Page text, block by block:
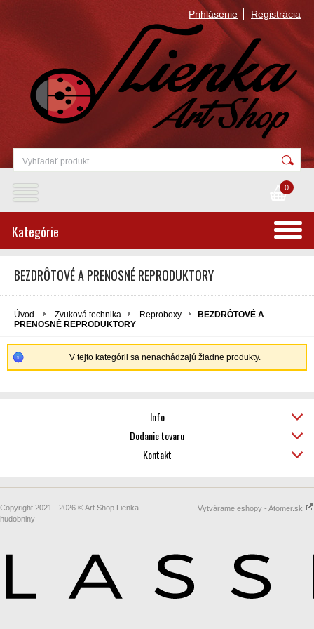
Prihlásenie Registrácia
0
Kategórie
BEZDRÔTOVÉ A PRENOSNÉ REPRODUKTORY
Úvod Zvuková technika Reproboxy
BEZDRÔTOVÉ A
PRENOSNÉ REPRODUKTORY
V tejto kategórii sa nenachádzajú žiadne produkty.
Info
Dodanie tovaru
Kontakt
Copyright 2021 - 2026 © Art Shop Lienka
hudobniny
Vytvárame eshopy - Atomer.sk